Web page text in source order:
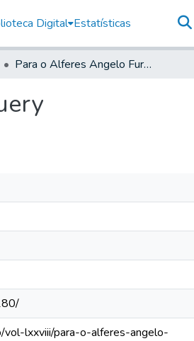
Digital Estatísticas
Para o Alferes Angelo Furquim de Camargo de Juquery
lxxviii/para-o-alferes-angelo-